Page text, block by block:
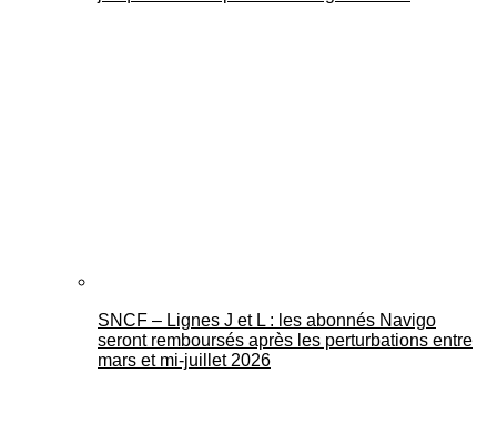
SNCF – Lignes J et L : les abonnés Navigo
seront remboursés après les perturbations entre
mars et mi-juillet 2026